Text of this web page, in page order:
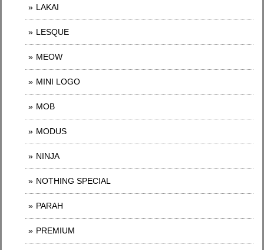
LAKAI
LESQUE
MEOW
MINI LOGO
MOB
MODUS
NINJA
NOTHING SPECIAL
PARAH
PREMIUM